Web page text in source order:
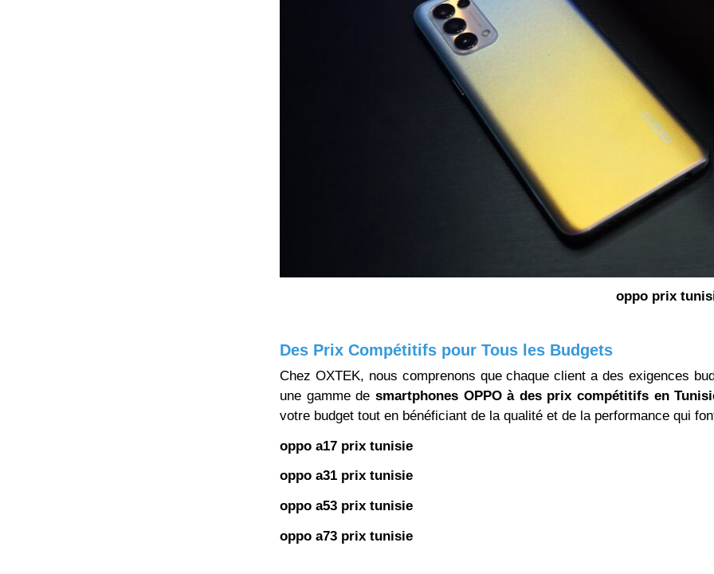
oppo prix
Des Prix Compétitifs pour Tous les Budgets
Chez OXTEK, nous comprenons que chaque client a des exigences
une gamme de smartphones OPPO à des prix compétitifs en
votre budget tout en bénéficiant de la qualité et de la performance qui
oppo a17 prix tunisie
oppo a31 prix tunisie
oppo a53 prix tunisie
oppo a73 prix tunisie